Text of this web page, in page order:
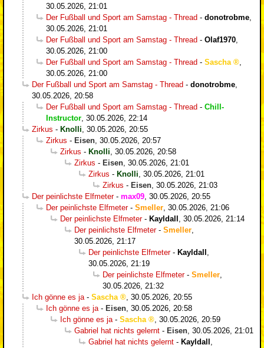
30.05.2026, 21:01
Der Fußball und Sport am Samstag - Thread - donotrobme
30.05.2026, 21:01
Der Fußball und Sport am Samstag - Thread - Olaf1970
30.05.2026, 21:00
Der Fußball und Sport am Samstag - Thread - Sascha
30.05.2026, 21:00
Der Fußball und Sport am Samstag - Thread - donotrobme
30.05.2026, 20:58
Der Fußball und Sport am Samstag - Thread - Chill-
Instructor 30.05.2026, 22:14
Zirkus - Knolli 30.05.2026, 20:55
Zirkus - Eisen 30.05.2026, 20:57
Zirkus - Knolli 30.05.2026, 20:58
Zirkus - Eisen 30.05.2026, 21:01
Zirkus - Knolli 30.05.2026, 21:01
Zirkus - Eisen 30.05.2026, 21:03
Der peinlichste Elfmeter- max09 30.05.2026, 20:55
Der peinlichste Elfmeter- Smeller 30.05.2026, 21:06
Der peinlichste Elfmeter- Kayldall
30.05.2026, 21:14
Der peinlichste Elfmeter- Smeller
30.05.2026, 21:17
Der peinlichste Elfmeter- Kayldall
30.05.2026, 21:19
Der peinlichste Elfmeter- Smeller
30.05.2026, 21:32
Ich gönne es ja - Sascha
30.05.2026, 20:55
Ich gönne es ja - Eisen 30.05.2026, 20:58
Ich gönne es ja - Sascha
30.05.2026, 20:59
Gabriel hat nichts gelernt - Eisen 30.05.2026, 21:01
Gabriel hat nichts gelernt - Kayldall